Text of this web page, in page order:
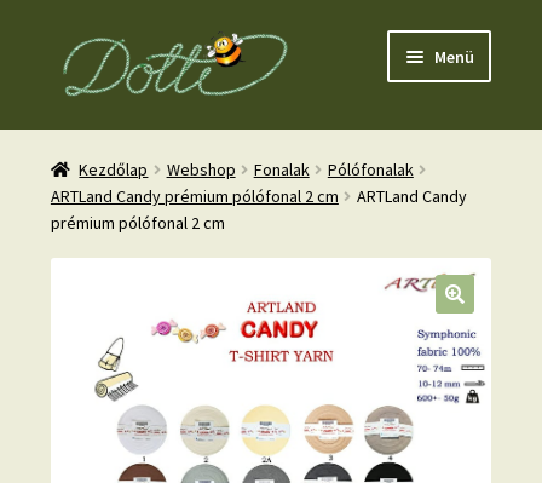
Ugrás
Kilépés
Menü
Kezdőlap Webshop Fonalak
Pólófonalak
ARTLand Candy prémium pólófonal 2 cm
ARTLand Candy
prémium pólófonal 2 cm